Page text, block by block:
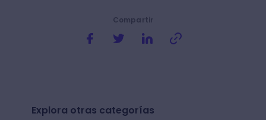
Compartir
Explora otras categorías